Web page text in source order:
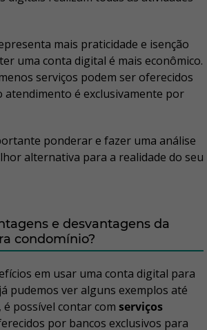
mais praticidade e isenção
uma conta digital é mais econômico.
serviços podem ser oferecidos
atendimento é exclusivamente por
ponderar e fazer uma análise
alternativa para a realidade do seu
e desvantagens da
condomínio?
em usar uma conta digital para
pudemos ver alguns exemplos até
é possível contar com serviços
por bancos exclusivos para